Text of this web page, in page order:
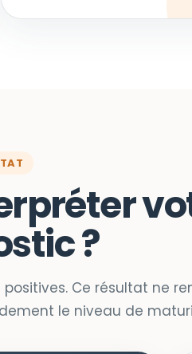
?
Ce résultat ne
le niveau de